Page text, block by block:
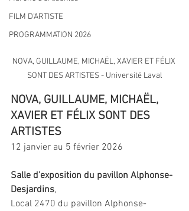
FILM D'ARTISTE
PROGRAMMATION 2026
NOVA, GUILLAUME, MICHAËL, XAVIER ET FÉLIX
SONT DES ARTISTES - Université Laval
NOVA, GUILLAUME, MICHAËL,
XAVIER ET FÉLIX SONT DES
ARTISTES
12 janvier au 5 février 2026
Salle d’exposition du pavillon Alphonse-
Desjardins,
Local 2470 du pavillon Alphonse-